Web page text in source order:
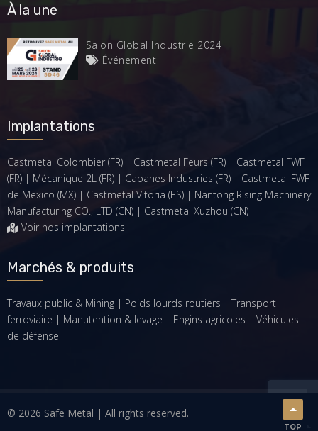
À la une
Salon Global Industrie 2024
Événement
Implantations
Castmetal Colombier (FR) | Castmetal Feurs (FR) | Castmetal FWF
(FR) | Mécanique 2L (FR) | Cabanes Industries (FR) | Castmetal FWF
de Mexico (MX) | Castmetal Vitoria (ES) | Nantong Rising Machinery
Manufacturing CO., LTD (CN) | Castmetal Xuzhou (CN)
Voir nos implantations
Marchés & produits
Travaux public & Mining | Poids lourds routiers | Transport
ferroviaire | Manutention & levage | Engins agricoles | Véhicules
de défense
© 2026 Safe Metal | All rights reserved.
TOP